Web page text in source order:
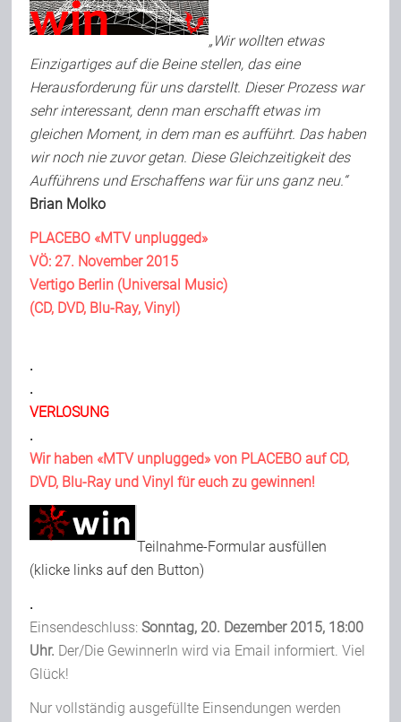
Backstage
Kontakt
Team
Join Us
Kalender
Playlisten
„Wir wollten etwas
Einzigartiges auf die Beine stellen, das eine
Herausforderung für uns darstellt. Dieser Prozess war
sehr interessant, denn man erschafft etwas im
gleichen Moment, in dem man es aufführt. Das haben
wir noch nie zuvor getan. Diese Gleichzeitigkeit des
Aufführens und Erschaffens war für uns ganz neu.“
Brian Molko
PLACEBO «MTV unplugged»
VÖ: 27. November 2015
Vertigo Berlin (Universal Music)
(CD, DVD, Blu-Ray, Vinyl)
.
.
VERLOSUNG
.
Wir haben «MTV unplugged» von PLACEBO auf CD,
DVD, Blu-Ray und Vinyl für euch zu gewinnen!
Teilnahme-Formular ausfüllen
(klicke links auf den Button)
.
Einsendeschluss:Sonntag, 20. Dezember 2015, 18:00
Uhr. Der/Die GewinnerIn wird via Email informiert. Viel
Glück!
Nur vollständig ausgefüllte Einsendungen werden